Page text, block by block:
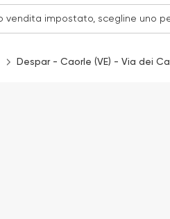
Despar - Caorle (VE) - Via dei